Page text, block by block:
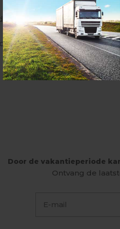
wordt luchtdicht
kunt EPDM bijvoorbeeld
en dakkapellen.
Door de vakantieperiode
Ontvang de